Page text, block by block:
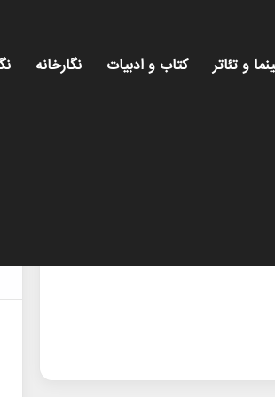
و تئاتر کتاب و ادبیات نگارخانه